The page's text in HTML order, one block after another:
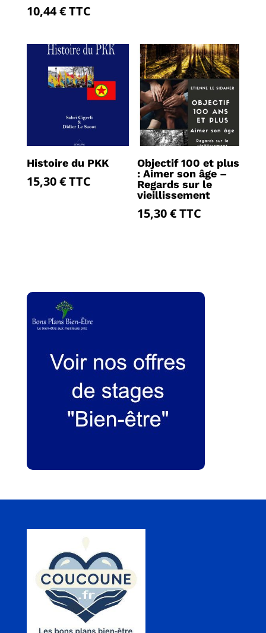
10,44€TTC
Histoire du PKK
15,30€TTC
Objectif 100 et plus
: Aimer son âge –
Regards sur le
vieillissement
15,30€TTC